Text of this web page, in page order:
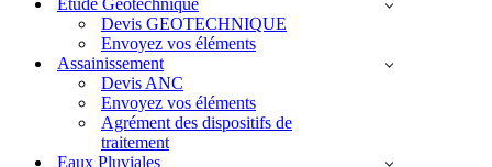
Etude Géotechnique
Devis GEOTECHNIQUE
Envoyez vos éléments
Assainissement
Devis ANC
Envoyez vos éléments
Agrément des dispositifs de
traitement
Eaux Pluviales